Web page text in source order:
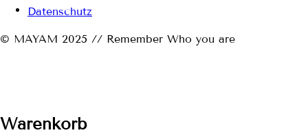
Datenschutz
© MAYAM 2025 // Remember Who you are
Warenkorb